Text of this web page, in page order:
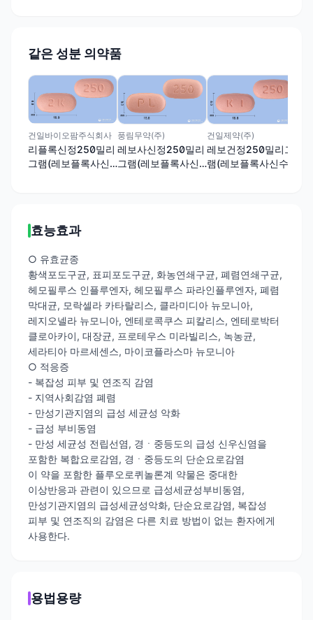
같은 성분 의약품
건일바이오팜주식회사
리플록신정250밀리
그램(레보플록사신
풍림무약(주)
레보사신정250밀리
그램(레보플록사신
건일제약(주)
레보건정250밀리그
램(레보플록사신수
효능효과
○ 유효균종
황색포도구균, 표피포도구균, 화농연쇄구균, 폐렴연쇄구균,
헤모필루스 인플루엔자, 헤모필루스 파라인플루엔자, 폐렴
막대균, 모락셀라 카타랄리스, 클라미디아 뉴모니아,
레지오넬라 뉴모니아, 엔테로콕쿠스 피칼리스, 엔테로박터
클로아카이, 대장균, 프로테우스 미라빌리스, 녹농균,
세라티아 마르세센스, 마이코플라스마 뉴모니아
○ 적응증
- 복잡성 피부 및 연조직 감염
- 지역사회감염 폐렴
- 만성기관지염의 급성 세균성 악화
- 급성 부비동염
- 만성 세균성 전립선염, 경ㆍ중등도의 급성 신우신염을
포함한 복합요로감염, 경ㆍ중등도의 단순요로감염
이 약을 포함한 플루오로퀴놀론계 약물은 중대한
이상반응과 관련이 있으므로 급성세균성부비동염,
만성기관지염의 급성세균성악화, 단순요로감염, 복잡성
피부 및 연조직의 감염은 다른 치료 방법이 없는 환자에게
사용한다.
용법용량